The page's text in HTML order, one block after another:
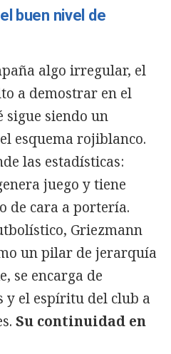
buen nivel de
algo irregular, el
a demostrar en el
siendo un
esquema rojiblanco.
las estadísticas:
juego y tiene
de cara a portería.
Griezmann
un pilar de jerarquía
se encarga de
el espíritu del club a
Su continuidad en